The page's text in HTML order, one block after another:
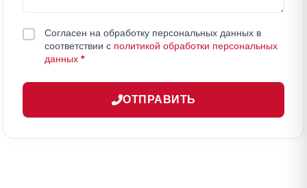
Согласен на обработку персональных данных в
соответствии с политикой обработки персональных
данных *
ОТПРАВИТЬ